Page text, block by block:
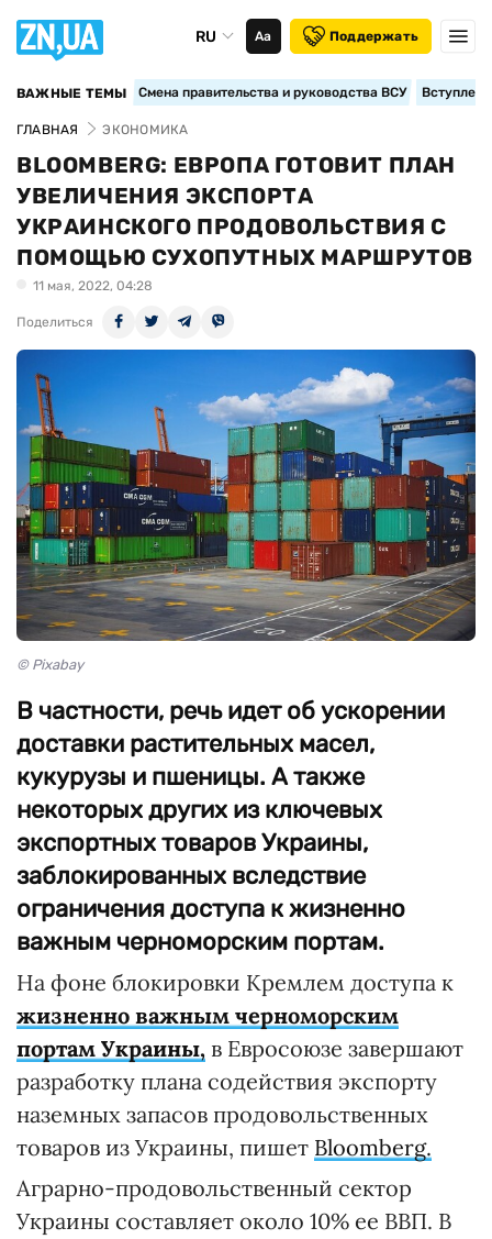
RU Аа Поддержать
ВАЖНЫЕ ТЕМЫ Смена правительства и руководства ВСУ
ГЛАВНАЯ ЭКОНОМИКА
BLOOMBERG: ЕВРОПА ГОТОВИТ ПЛАН
УВЕЛИЧЕНИЯ ЭКСПОРТА
УКРАИНСКОГО ПРОДОВОЛЬСТВИЯ С
ПОМОЩЬЮ СУХОПУТНЫХ МАРШРУТОВ
11 мая, 2022, 04:28
Поделиться
© Pixabay
В частности, речь идет об ускорении
доставки растительных масел,
кукурузы и пшеницы. А также
некоторых других из ключевых
экспортных товаров Украины,
заблокированных вследствие
ограничения доступа к жизненно
важным черноморским портам.
На фоне блокировки Кремлем доступа к
жизненно важным черноморским
портам Украины, в Евросоюзе завершают
разработку плана содействия экспорту
наземных запасов продовольственных
товаров из Украины, пишет Bloomberg.
Аграрно-продовольственный сектор
Украины составляет около 10% ее ВВП. В